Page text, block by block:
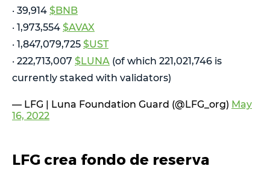
· 39,914 $BNB
· 1,973,554 $AVAX
· 1,847,079,725 $UST
· 222,713,007 $LUNA (of which 221,021,746 is
currently staked with validators)
— LFG | Luna Foundation Guard (@LFG_org) May
16, 2022
LFG crea fondo de reserva